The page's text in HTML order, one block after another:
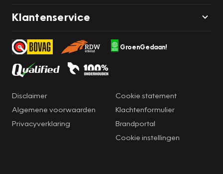
Klantenservice
GroenGedaan!
Disclaimer
Algemene voorwaarden
Privacyverklaring
Cookie statement
Klachtenformulier
Brandportal
Cookie instellingen